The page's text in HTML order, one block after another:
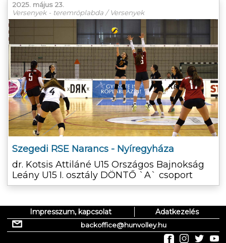
2025. május 23.
Versenyek - teremröplabda / Versenyek
Szegedi RSE Narancs - Nyíregyháza
dr. Kotsis Attiláné U15 Országos Bajnokság
Leány U15 I. osztály DÖNTŐ `A` csoport
Impresszum, kapcsolat Adatkezelés
backoffice@hunvolley.hu